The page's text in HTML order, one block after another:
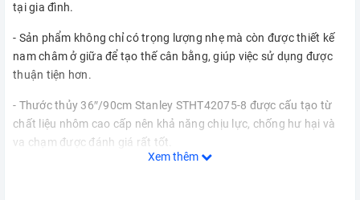
tại gia đình.
- Sản phẩm không chỉ có trọng lượng nhẹ mà còn được thiết kế
nam châm ở giữa để tạo thế cân bằng, giúp việc sử dụng được
thuận tiện hơn.
- Thước thủy 36″/90cm Stanley STHT42075-8 được cấu tạo từ
chất liệu nhôm cao cấp nên khả năng chịu lực, chống hư hại và
va chạm được đánh giá rất tốt.
Xem thêm